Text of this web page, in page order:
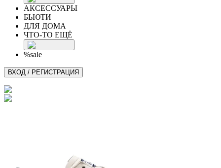
АКСЕССУАРЫ
БЬЮТИ
ДЛЯ ДОМА
ЧТО-ТО ЕЩЁ
%sale
ВХОД / РЕГИСТРАЦИЯ